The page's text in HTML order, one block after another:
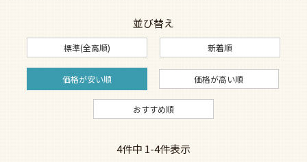
並び替え
標準(全高順) 新着順
価格が安い順 価格が高い順
おすすめ順
4件中 1-4件表示